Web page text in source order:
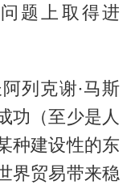
题上取得进
列克谢·马斯
功（至少是人
种建设性的东
界贸易带来稳